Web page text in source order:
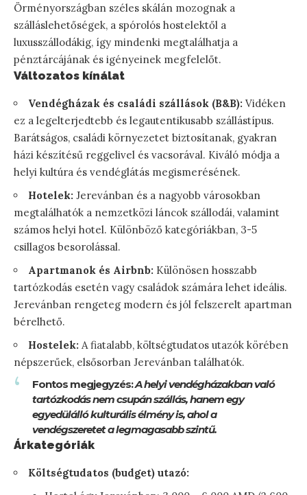
Örményországban széles skálán mozognak a
szálláslehetőségek, a spórolós hostelektől a
luxusszállodákig, így mindenki megtalálhatja a
pénztárcájának és igényeinek megfelelőt.
Változatos kínálat
Vendégházak és családi szállások (B&B): Vidéken
ez a legelterjedtebb és legautentikusabb szállástípus.
Barátságos, családi környezetet biztosítanak, gyakran
házi készítésű reggelivel és vacsorával. Kiváló módja a
helyi kultúra és vendéglátás megismerésének.
Hotelek: Jerevánban és a nagyobb városokban
megtalálhatók a nemzetközi láncok szállodái, valamint
számos helyi hotel. Különböző kategóriákban, 3-5
csillagos besorolással.
Apartmanok és Airbnb: Különösen hosszabb
tartózkodás esetén vagy családok számára lehet ideális.
Jerevánban rengeteg modern és jól felszerelt apartman
bérelhető.
Hostelek: A fiatalabb, költségtudatos utazók körében
népszerűek, elsősorban Jerevánban találhatók.
Fontos megjegyzés:A helyi vendégházakban való
tartózkodás nem csupán szállás, hanem egy
egyedülálló kulturális élmény is, ahol a
vendégszeretet a legmagasabb szintű.
Árkategóriák
Költségtudatos (budget) utazó: